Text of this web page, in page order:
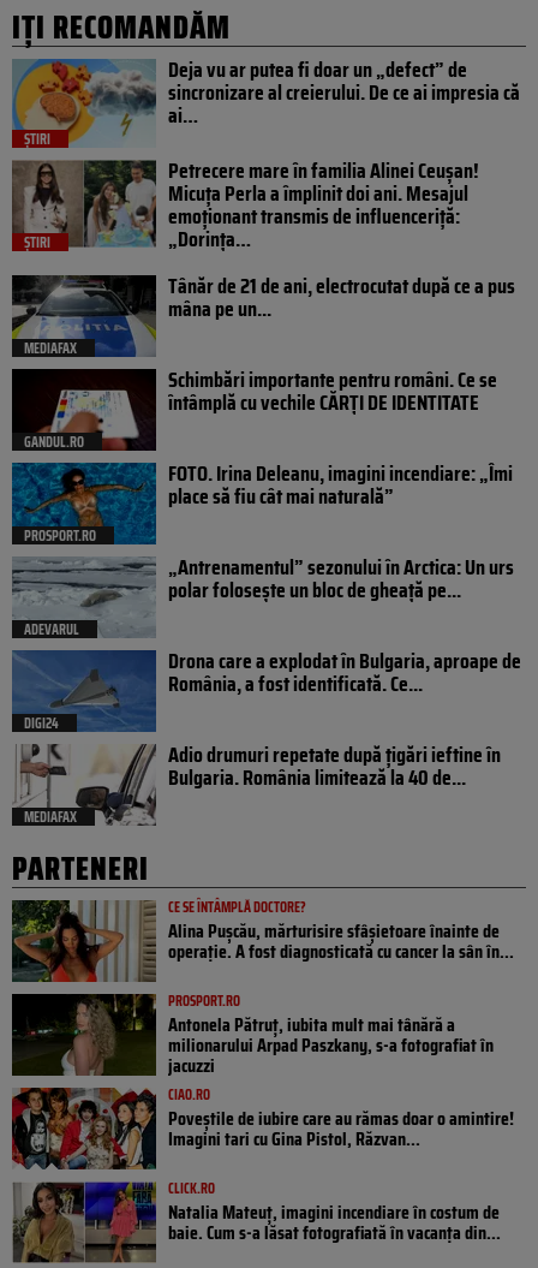
IȚI RECOMANDĂM
ȘTIRI
Deja vu ar putea fi doar un „defect” de
sincronizare al creierului. De ce ai impresia că
ai…
ȘTIRI
Petrecere mare în familia Alinei Ceușan!
Micuța Perla a împlinit doi ani. Mesajul
emoționant transmis de influenceriță:
„Dorința…
MEDIAFAX
Tânăr de 21 de ani, electrocutat după ce a pus
mâna pe un...
GANDUL.RO
Schimbări importante pentru români. Ce se
întâmplă cu vechile CĂRȚI DE IDENTITATE
PROSPORT.RO
FOTO. Irina Deleanu, imagini incendiare: „Îmi
place să fiu cât mai naturală”
ADEVARUL
„Antrenamentul” sezonului în Arctica: Un urs
polar folosește un bloc de gheață pe...
DIGI24
Drona care a explodat în Bulgaria, aproape de
România, a fost identificată. Ce...
MEDIAFAX
Adio drumuri repetate după țigări ieftine în
Bulgaria. România limitează la 40 de...
PARTENERI
CE SE ÎNTÂMPLĂ DOCTORE?
Alina Pușcău, mărturisire sfâșietoare înainte de
operație. A fost diagnosticată cu cancer la sân în...
PROSPORT.RO
Antonela Pătruț, iubita mult mai tânără a
milionarului Arpad Paszkany, s-a fotografiat în
jacuzzi
CIAO.RO
Poveştile de iubire care au rămas doar o amintire!
Imagini tari cu Gina Pistol, Răzvan...
CLICK.RO
Natalia Mateuț, imagini incendiare în costum de
baie. Cum s-a lăsat fotografiată în vacanța din...